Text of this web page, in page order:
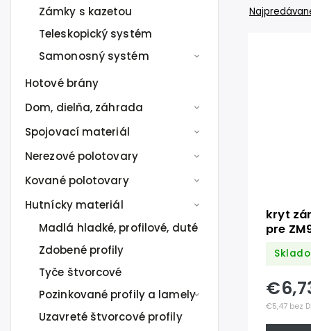
Zámky s kazetou
Teleskopický systém
Samonosný systém
Hotové brány
Dom, dielňa, záhrada
Spojovací materiál
Nerezové polotovary
Kované polotovary
Hutnícky materiál
Madlá hladké, profilové, duté
Zdobené profily
Tyče štvorcové
Pozinkované profily a lamely
Uzavreté štvorcové profily
kryt
pre
€5,47 bez